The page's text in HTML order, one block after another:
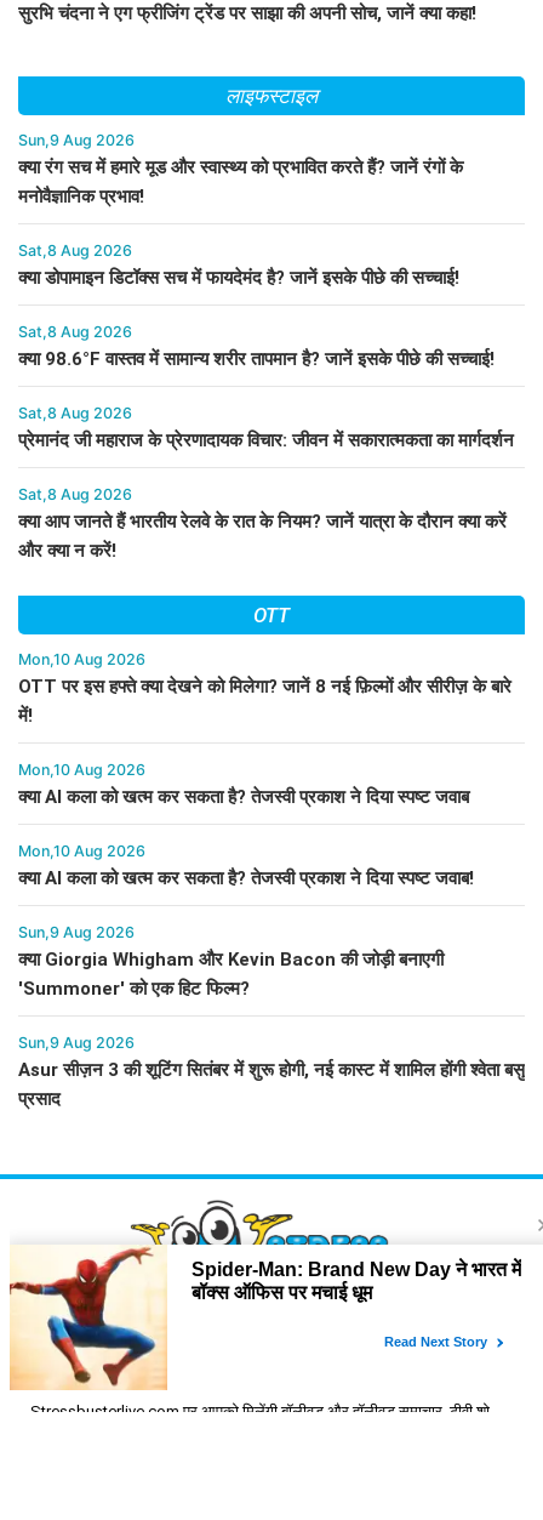
सुरभि चंदना ने एग फ्रीजिंग ट्रेंड पर साझा की अपनी सोच, जानें क्या कहा!
लाइफस्टाइल
Sun,9 Aug 2026
क्या रंग सच में हमारे मूड और स्वास्थ्य को प्रभावित करते हैं? जानें रंगों के
मनोवैज्ञानिक प्रभाव!
Sat,8 Aug 2026
क्या डोपामाइन डिटॉक्स सच में फायदेमंद है? जानें इसके पीछे की सच्चाई!
Sat,8 Aug 2026
क्या 98.6°F वास्तव में सामान्य शरीर तापमान है? जानें इसके पीछे की सच्चाई!
Sat,8 Aug 2026
प्रेमानंद जी महाराज के प्रेरणादायक विचार: जीवन में सकारात्मकता का मार्गदर्शन
Sat,8 Aug 2026
क्या आप जानते हैं भारतीय रेलवे के रात के नियम? जानें यात्रा के दौरान क्या करें
और क्या न करें!
OTT
Mon,10 Aug 2026
OTT पर इस हफ्ते क्या देखने को मिलेगा? जानें 8 नई फ़िल्मों और सीरीज़ के बारे
में!
Mon,10 Aug 2026
क्या AI कला को खत्म कर सकता है? तेजस्वी प्रकाश ने दिया स्पष्ट जवाब
Mon,10 Aug 2026
क्या AI कला को खत्म कर सकता है? तेजस्वी प्रकाश ने दिया स्पष्ट जवाब!
Sun,9 Aug 2026
क्या Giorgia Whigham और Kevin Bacon की जोड़ी बनाएगी
'Summoner' को एक हिट फिल्म?
Sun,9 Aug 2026
Asur सीज़न 3 की शूटिंग सितंबर में शुरू होगी, नई कास्ट में शामिल होंगी श्वेता बसु
प्रसाद
About Us
Stressbusterlive.com पर आपको मिलेंगी बॉलीवुड और हॉलीवुड समाचार, टीवी शो,